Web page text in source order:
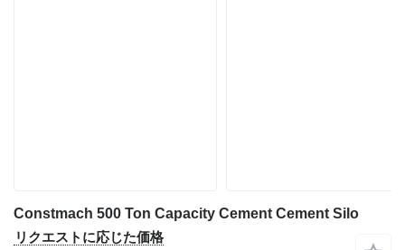
Constmach 500 Ton Capacity Cement Cement Silo
リクエストに応じた価格